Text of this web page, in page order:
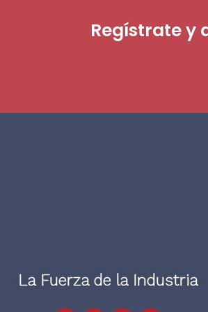
Regístrate y
La Fuerza de la Industria